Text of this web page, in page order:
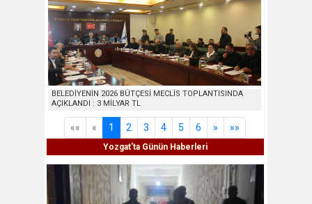
BELEDİYENİN 2026 BÜTÇESİ MECLİS TOPLANTISINDA
AÇIKLANDI : 3 MİLYAR TL
«« « 1 2 3 4 5 6 » »»
Yozgat'ta Günün Haberleri